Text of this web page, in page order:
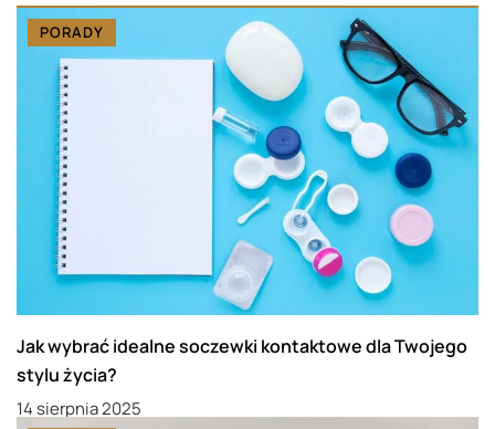
PORADY
Jak wybrać idealne soczewki kontaktowe dla Twojego
stylu życia?
14 sierpnia 2025